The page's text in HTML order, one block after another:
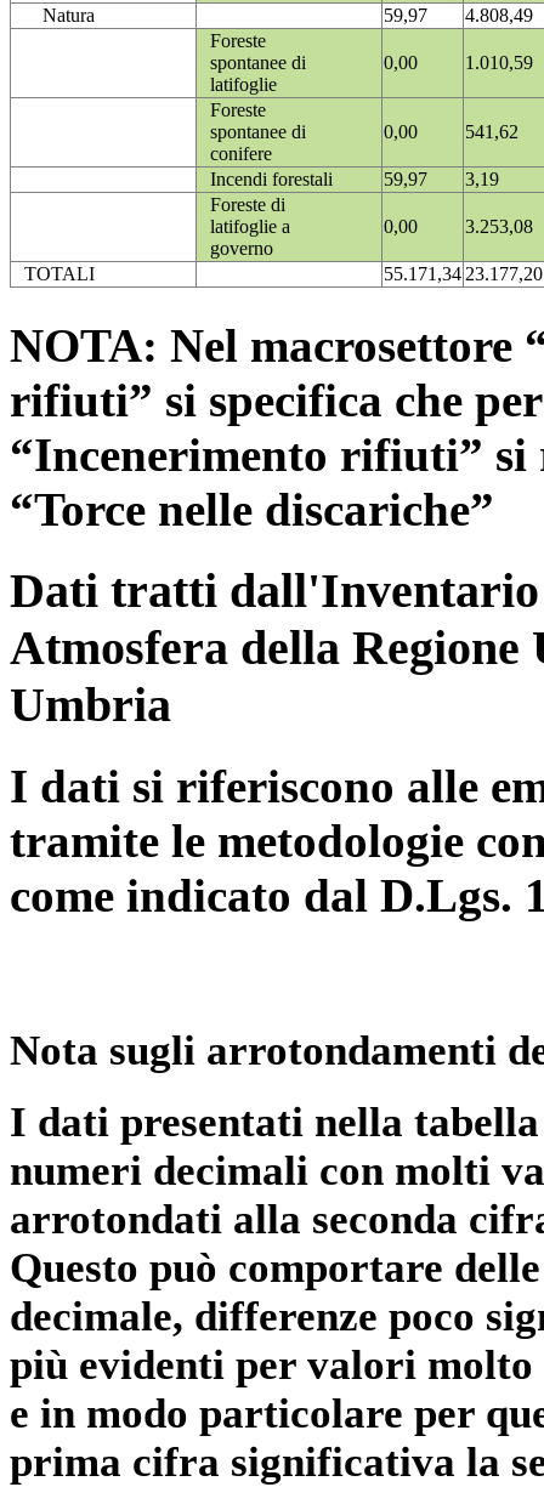
Natura
59,97
4.808,49
Foreste
spontanee di
latifoglie
0,00 1.010,59
Foreste
spontanee di
conifere
0,00 541,62
Incendi forestali 59,97
3,19
Foreste di
latifoglie a
governo
0,00 3.253,08
TOTALI 55.171,3423.177,20
NOTA: Nel macrosettore
rifiuti” si specifica che
“Incenerimento rifiuti”
“Torce nelle discariche”
Dati tratti dall'Inventario
Atmosfera della
Umbria
I dati si riferiscono alle
tramite le metodologie
come indicato dal D.Lgs.
Nota sugli arrotondamenti
I dati presentati nella
numeri decimali con molti
arrotondati alla seconda
Questo può comportare
decimale, differenze poco
più evidenti per valori
e in modo particolare per
prima cifra significativa la